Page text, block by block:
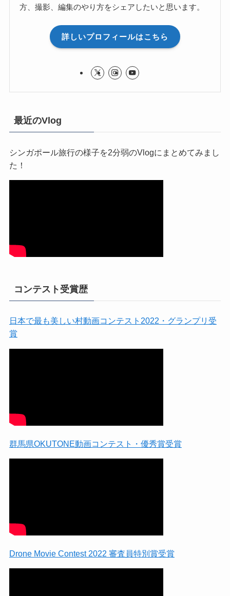
方、撮影、編集のやり方をシェアしたいと思います。
詳しいプロフィールはこちら
最近のVlog
シンガポール旅行の様子を2分弱のVlogにまとめてみまし
た！
コンテスト受賞歴
日本で最も美しい村動画コンテスト2022・グランプリ受
賞
群馬県OKUTONE動画コンテスト・優秀賞受賞
Drone Movie Contest 2022 審査員特別賞受賞